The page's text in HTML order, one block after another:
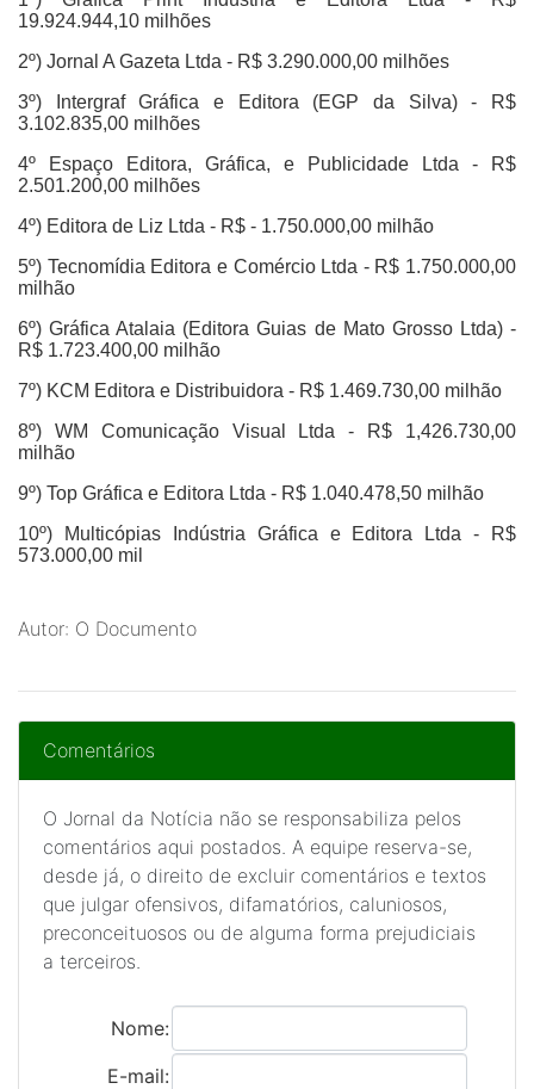
19.924.944,10 milhões
2º) Jornal A Gazeta Ltda - R$ 3.290.000,00 milhões
3º) Intergraf Gráfica e Editora (EGP da Silva) - R$
3.102.835,00 milhões
4º Espaço Editora, Gráfica, e Publicidade Ltda - R$
2.501.200,00 milhões
4º) Editora de Liz Ltda - R$ - 1.750.000,00 milhão
5º) Tecnomídia Editora e Comércio Ltda - R$ 1.750.000,00
milhão
6º) Gráfica Atalaia (Editora Guias de Mato Grosso Ltda) -
R$ 1.723.400,00 milhão
7º) KCM Editora e Distribuidora - R$ 1.469.730,00 milhão
8º) WM Comunicação Visual Ltda - R$ 1,426.730,00
milhão
9º) Top Gráfica e Editora Ltda - R$ 1.040.478,50 milhão
10º) Multicópias Indústria Gráfica e Editora Ltda - R$
573.000,00 mil
Autor: O Documento
Comentários
O Jornal da Notícia não se responsabiliza pelos
comentários aqui postados. A equipe reserva-se,
desde já, o direito de excluir comentários e textos
que julgar ofensivos, difamatórios, caluniosos,
preconceituosos ou de alguma forma prejudiciais
a terceiros.
Nome:
E-mail: